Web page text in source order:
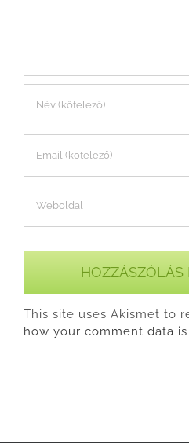
This site uses Akismet to
how your comment data